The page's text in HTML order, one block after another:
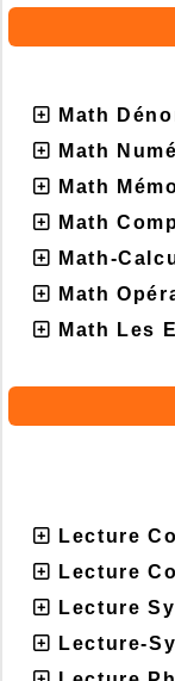
Math
Math
Math
Math
Math-
Math
Math Les
Lecture
Lecture
Lecture
Lecture-